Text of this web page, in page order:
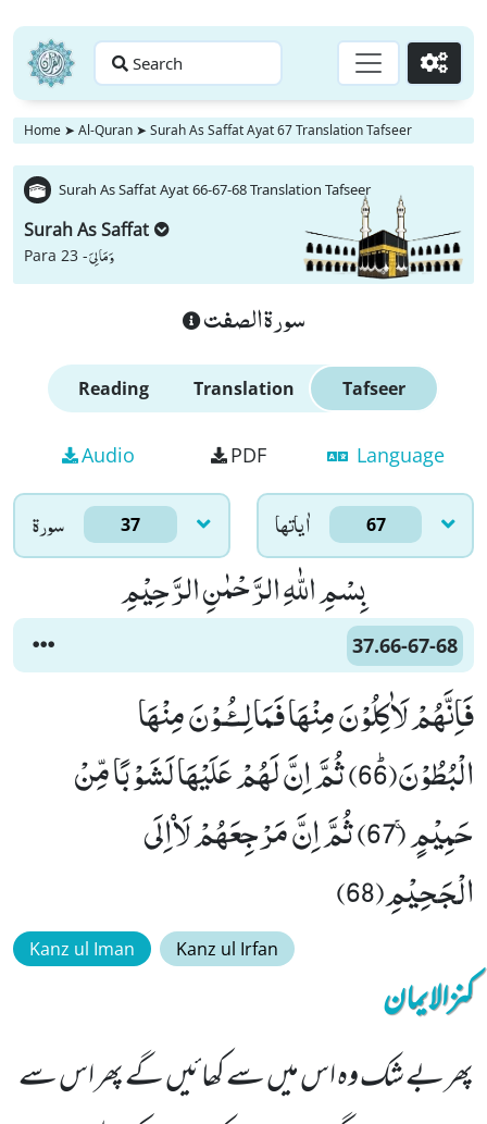
Search Go
Home ➤ Al-Quran ➤ Surah As Saffat Ayat 67 Translation Tafseer
Surah As Saffat Ayat 66-67-68 Translation Tafseer
Surah As Saffat
Para 23 -وَ مَا لِیَ
سورة الصفت
Reading Translation Tafseer
Audio PDF Language
سورۃ 37 اٰياتها 67
بِسْمِ اللّٰهِ الرَّحْمٰنِ الرَّحِیْمِ
37.66-67-68
فَاِنَّهُمْ لَاٰكِلُوْنَ مِنْهَا فَمَالِــٴُـوْنَ مِنْهَا
الْبُطُوْنَﭤ(66) ثُمَّ اِنَّ لَهُمْ عَلَیْهَا لَشَوْبًا مِّنْ
حَمِیْمٍۚ (67) ثُمَّ اِنَّ مَرْجِعَهُمْ لَاۡاِلَى
الْجَحِیْمِ(68)
Kanz ul Iman Kanz ul Irfan
کنزالایمان
پھر بے شک وہ اس میں سے کھائیں گے پھر اس سے